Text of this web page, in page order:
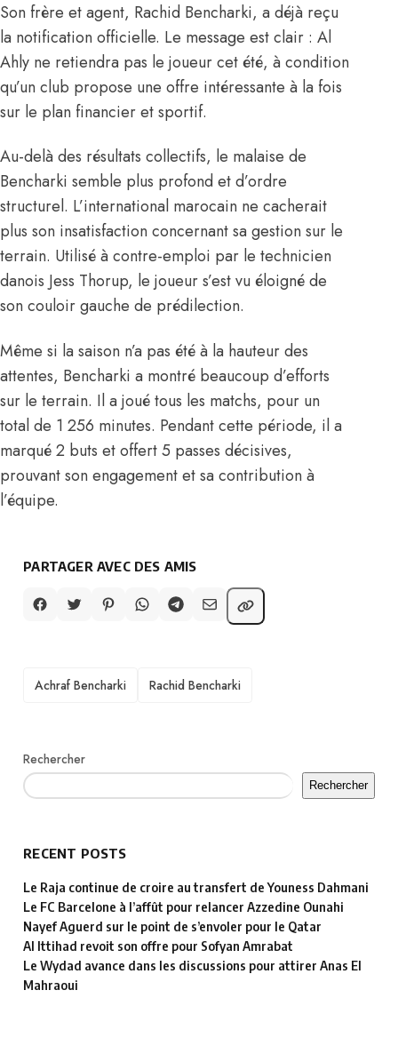
Son frère et agent, Rachid Bencharki, a déjà reçu
la notification officielle. Le message est clair : Al
Ahly ne retiendra pas le joueur cet été, à condition
qu’un club propose une offre intéressante à la fois
sur le plan financier et sportif.
Au-delà des résultats collectifs, le malaise de
Bencharki semble plus profond et d’ordre
structurel. L’international marocain ne cacherait
plus son insatisfaction concernant sa gestion sur le
terrain. Utilisé à contre-emploi par le technicien
danois Jess Thorup, le joueur s’est vu éloigné de
son couloir gauche de prédilection.
Même si la saison n’a pas été à la hauteur des
attentes, Bencharki a montré beaucoup d’efforts
sur le terrain. Il a joué tous les matchs, pour un
total de 1 256 minutes. Pendant cette période, il a
marqué 2 buts et offert 5 passes décisives,
prouvant son engagement et sa contribution à
l’équipe.
PARTAGER AVEC DES AMIS
TAGS
Achraf Bencharki Rachid Bencharki
Rechercher
Rechercher
RECENT POSTS
Le Raja continue de croire au transfert de Youness Dahmani
Le FC Barcelone à l’affût pour relancer Azzedine Ounahi
Nayef Aguerd sur le point de s’envoler pour le Qatar
Al Ittihad revoit son offre pour Sofyan Amrabat
Le Wydad avance dans les discussions pour attirer Anas El
Mahraoui